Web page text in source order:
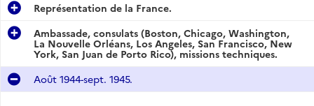
Représentation de la France.
Ambassade, consulats (Boston, Chicago, Washington,
La Nouvelle Orléans, Los Angeles, San Francisco, New
York, San Juan de Porto Rico), missions techniques.
Août 1944-sept. 1945.